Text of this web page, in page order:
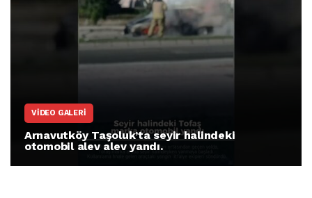
VIDEO GALERI
Arnavutköy Taşoluk’ta seyir halindeki
otomobil alev alev yandı.